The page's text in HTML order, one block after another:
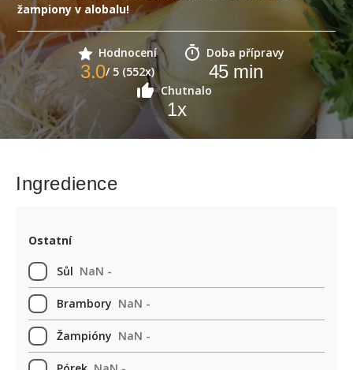
žampiony v alobalu!
Hodnocení
3.0/ 5 (552x)
Doba přípravy
45min
Chutnalo
1x
Ingredience
Ostatní
Sůl NaN -
Brambory NaN -
Žampióny NaN -